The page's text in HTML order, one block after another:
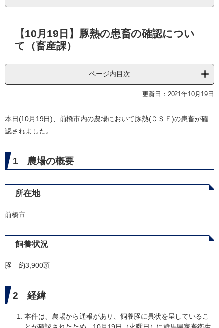
【10月19日】豚熱の患畜の確認につい
て（畜産課）
ページ内目次
更新日：2021年10月19日
本日(10月19日)、前橋市内の農場において豚熱(ＣＳＦ)の患畜が確
認されました。
1 農場の概要
所在地
前橋市
飼養状況
豚 約3,900頭
2 経緯
本件は、農場から通報があり、飼養豚に異状を呈しているこ